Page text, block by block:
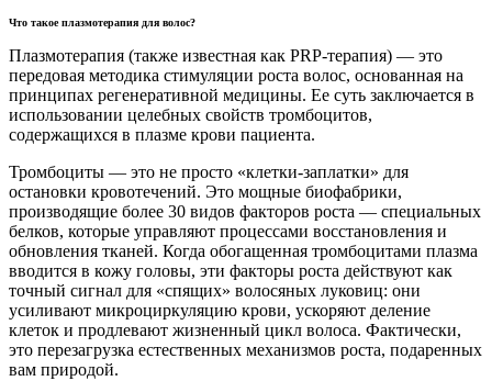
Что такое плазмотерапия для волос?
Плазмотерапия (также известная как PRP-терапия) — это
передовая методика стимуляции роста волос, основанная на
принципах регенеративной медицины. Ее суть заключается в
использовании целебных свойств тромбоцитов,
содержащихся в плазме крови пациента.
Тромбоциты — это не просто «клетки-заплатки» для
остановки кровотечений. Это мощные биофабрики,
производящие более 30 видов факторов роста — специальных
белков, которые управляют процессами восстановления и
обновления тканей. Когда обогащенная тромбоцитами плазма
вводится в кожу головы, эти факторы роста действуют как
точный сигнал для «спящих» волосяных луковиц: они
усиливают микроциркуляцию крови, ускоряют деление
клеток и продлевают жизненный цикл волоса. Фактически,
это перезагрузка естественных механизмов роста, подаренных
вам природой.